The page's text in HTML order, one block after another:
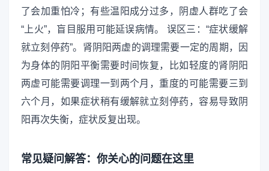
了会加重怕冷；有些温阳成分过多，阴虚人群吃了会
“上火”，盲目服用可能延误病情。 误区三：“症状缓解
就立刻停药”。肾阴阳两虚的调理需要一定的周期，因
为身体的阴阳平衡需要时间恢复，比如轻度的肾阴阳
两虚可能需要调理一到两个月，重度的可能需要三到
六个月，如果症状稍有缓解就立刻停药，容易导致阴
阳再次失衡，症状反复出现。
常见疑问解答：你关心的问题在这里